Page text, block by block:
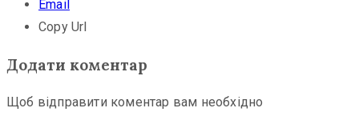
Email
Copy Url
Додати коментар
Щоб відправити коментар вам необхідно